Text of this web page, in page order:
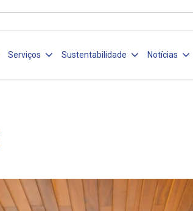
Serviços Sustentabilidade Notícias